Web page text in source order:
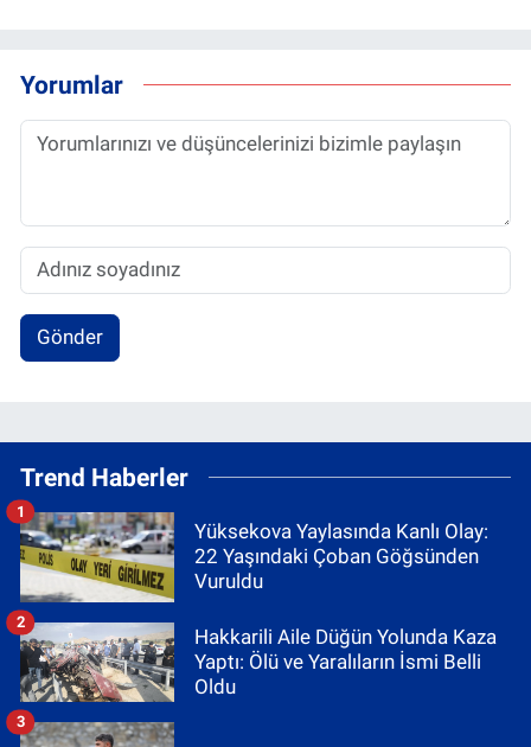
Yorumlar
Gönder
Trend Haberler
Yüksekova Yaylasında Kanlı Olay:
22 Yaşındaki Çoban Göğsünden
Vuruldu
1
Hakkarili Aile Düğün Yolunda Kaza
Yaptı: Ölü ve Yaralıların İsmi Belli
Oldu
2
3